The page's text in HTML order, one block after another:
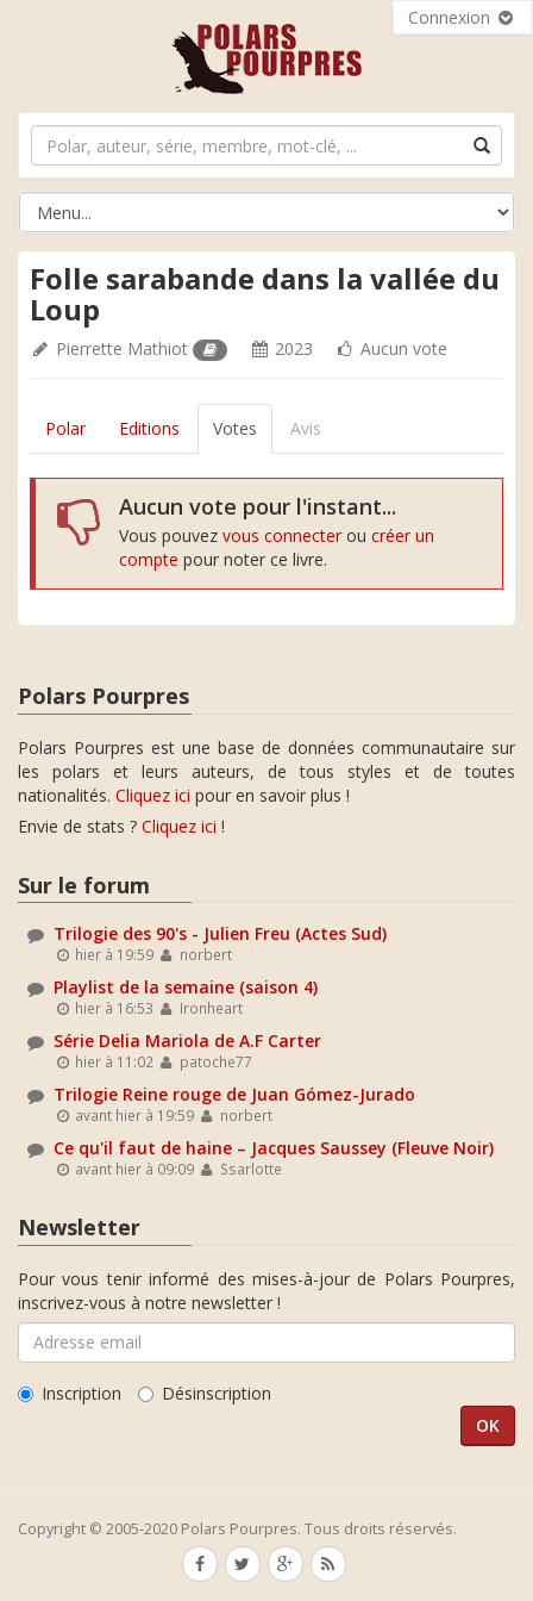
Connexion
Folle sarabande dans la vallée du
Loup
Pierrette Mathiot 2023 Aucun vote
Polar Editions Votes Avis
Aucun vote pour l'instant...
Vous pouvez vous connecter ou créer un
compte pour noter ce livre.
Polars Pourpres
Polars Pourpres est une base de données communautaire sur
les polars et leurs auteurs, de tous styles et de toutes
nationalités. Cliquez ici pour en savoir plus !
Envie de stats ? Cliquez ici !
Sur le forum
Trilogie des 90's - Julien Freu (Actes Sud)
hier à 19:59 norbert
Playlist de la semaine (saison 4)
hier à 16:53 Ironheart
Série Delia Mariola de A.F Carter
hier à 11:02 patoche77
Trilogie Reine rouge de Juan Gómez-Jurado
avant hier à 19:59 norbert
Ce qu'il faut de haine – Jacques Saussey (Fleuve Noir)
avant hier à 09:09 Ssarlotte
Newsletter
Pour vous tenir informé des mises-à-jour de Polars Pourpres,
inscrivez-vous à notre newsletter !
Inscription Désinscription
Copyright © 2005-2020 Polars Pourpres. Tous droits réservés.